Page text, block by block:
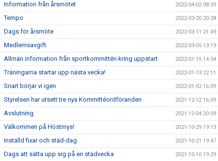
Information från årsmötet 2022-04-02 08:39
Tempo 2022-03-20 20:28
Dags för årsmöte 2022-03-11 21:49
Medlemsavgift 2022-03-05 13:19
Allmän information från sportkommittén kring uppstart 2022-01-15 14:54
Träningarna startar upp nästa vecka! 2022-01-13 22:11
Snart börjar vi igen 2022-01-02 16:09
Styrelsen har utsett tre nya Kommittéordföranden 2021-12-12 16:09
Avslutning 2021-12-04 20:09
Välkommen på Höstmys! 2021-10-29 19:13
Inställd fixar och städ-dag 2021-10-21 19:47
Dags att sätta upp sig på en städvecka 2021-10-10 19:29